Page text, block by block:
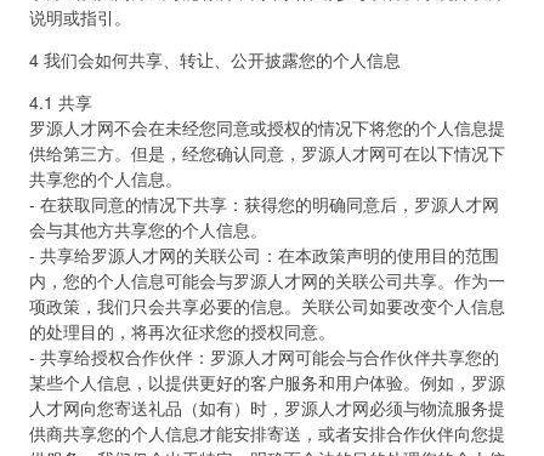
说明或指引。
4 我们会如何共享、转让、公开披露您的个人信息
4.1 共享
罗源人才网不会在未经您同意或授权的情况下将您的个人信息提
供给第三方。但是，经您确认同意，罗源人才网可在以下情况下
共享您的个人信息。
- 在获取同意的情况下共享：获得您的明确同意后，罗源人才网
会与其他方共享您的个人信息。
- 共享给罗源人才网的关联公司：在本政策声明的使用目的范围
内，您的个人信息可能会与罗源人才网的关联公司共享。作为一
项政策，我们只会共享必要的信息。关联公司如要改变个人信息
的处理目的，将再次征求您的授权同意。
- 共享给授权合作伙伴：罗源人才网可能会与合作伙伴共享您的
某些个人信息，以提供更好的客户服务和用户体验。例如，罗源
人才网向您寄送礼品（如有）时，罗源人才网必须与物流服务提
供商共享您的个人信息才能安排寄送，或者安排合作伙伴向您提